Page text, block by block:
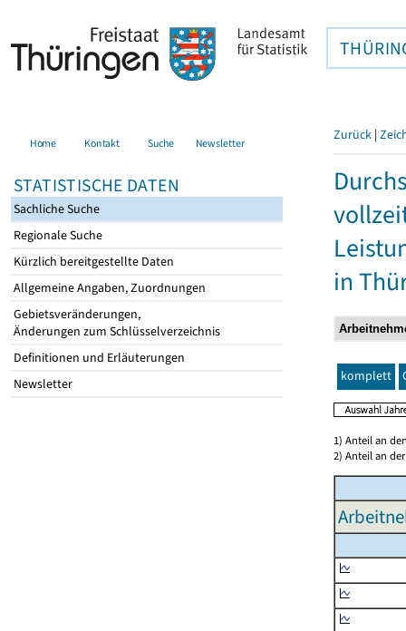
Home Kontakt Suche Newsletter
STATISTISCHE DATEN
Sachliche Suche
Regionale Suche
Kürzlich bereitgestellte Daten
Allgemeine Angaben, Zuordnungen
Gebietsveränderungen,
Änderungen zum Schlüsselverzeichnis
Definitionen und Erläuterungen
Newsletter
Zurück |
in
komplett
1) Anteil an
2) Anteil an